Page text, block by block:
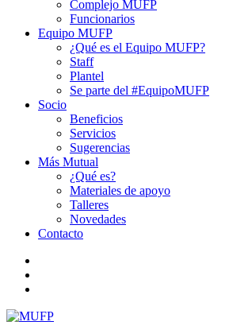
Complejo MUFP
Funcionarios
Equipo MUFP
¿Qué es el Equipo MUFP?
Staff
Plantel
Se parte del #EquipoMUFP
Socio
Beneficios
Servicios
Sugerencias
Más Mutual
¿Qué es?
Materiales de apoyo
Talleres
Novedades
Contacto